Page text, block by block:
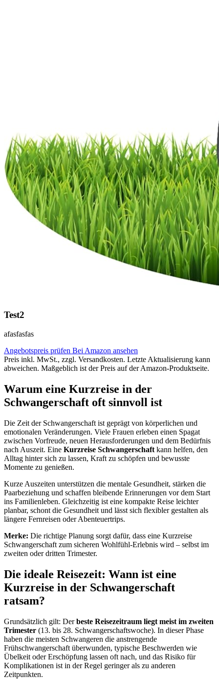
Test2
afasfasfas
Angebotspreis prüfen Bei Amazon ansehen
Preis inkl. MwSt., zzgl. Versandkosten. Letzte Aktualisierung kann
abweichen. Maßgeblich ist der Preis auf der Amazon-Produktseite.
Warum eine Kurzreise in der
Schwangerschaft oft sinnvoll ist
Die Zeit der Schwangerschaft ist geprägt von körperlichen und
emotionalen Veränderungen. Viele Frauen erleben einen Spagat
zwischen Vorfreude, neuen Herausforderungen und dem Bedürfnis
nach Auszeit. Eine Kurzreise Schwangerschaft kann helfen, den
Alltag hinter sich zu lassen, Kraft zu schöpfen und bewusste
Momente zu genießen.
Kurze Auszeiten unterstützen die mentale Gesundheit, stärken die
Paarbeziehung und schaffen bleibende Erinnerungen vor dem Start
ins Familienleben. Gleichzeitig ist eine kompakte Reise leichter
planbar, schont die Gesundheit und lässt sich flexibler gestalten als
längere Fernreisen oder Abenteuertrips.
Merke: Die richtige Planung sorgt dafür, dass eine Kurzreise
Schwangerschaft zum sicheren Wohlfühl-Erlebnis wird – selbst im
zweiten oder dritten Trimester.
Die ideale Reisezeit: Wann ist eine
Kurzreise in der Schwangerschaft
ratsam?
Grundsätzlich gilt: Derbeste Reisezeitraum liegt meist im zweiten
Trimester (13. bis 28. Schwangerschaftswoche). In dieser Phase
haben die meisten Schwangeren die anstrengende
Frühschwangerschaft überwunden, typische Beschwerden wie
Übelkeit oder Erschöpfung lassen oft nach, und das Risiko für
Komplikationen ist in der Regel geringer als zu anderen
Zeitpunkten.